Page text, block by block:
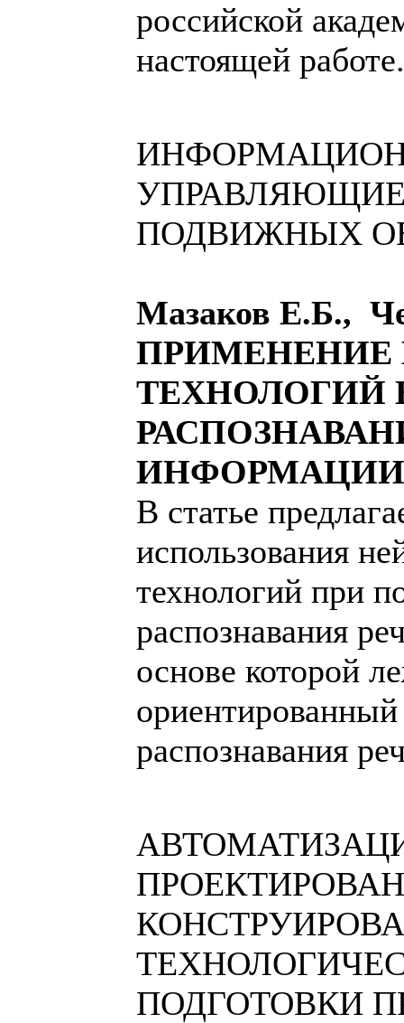
российской
настоящей работе.
ПОДВИЖНЫХ
Мазаков Е.Б.,
ПРИМЕНЕНИЕ
ТЕХНОЛОГИЙ
ИНФОРМАЦИИ
В статье
использования
технологий при
распознавания
основе которой
распознавания
ПОДГОТОВКИ